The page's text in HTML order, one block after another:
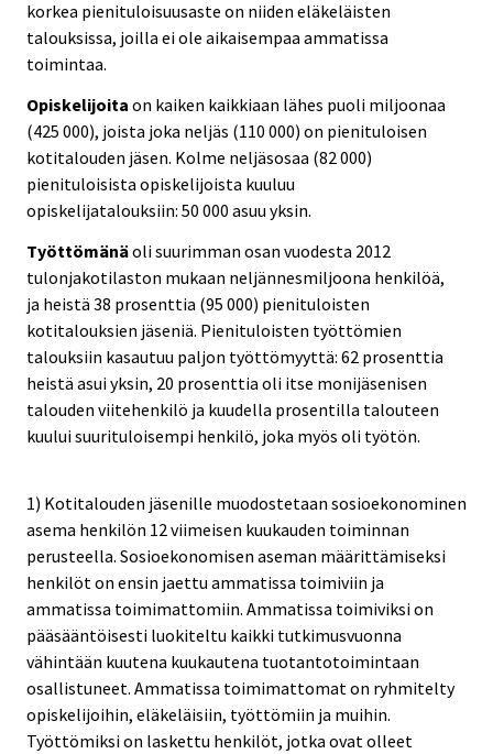
korkea pienituloisuusaste on niiden eläkeläisten
talouksissa, joilla ei ole aikaisempaa ammatissa
toimintaa.
Opiskelijoita on kaiken kaikkiaan lähes puoli miljoonaa
(425 000), joista joka neljäs (110 000) on pienituloisen
kotitalouden jäsen. Kolme neljäsosaa (82 000)
pienituloisista opiskelijoista kuuluu
opiskelijatalouksiin: 50 000 asuu yksin.
Työttömänäoli suurimman osan vuodesta 2012
tulonjakotilaston mukaan neljännesmiljoona henkilöä,
ja heistä 38 prosenttia (95 000) pienituloisten
kotitalouksien jäseniä. Pienituloisten työttömien
talouksiin kasautuu paljon työttömyyttä: 62 prosenttia
heistä asui yksin, 20 prosenttia oli itse monijäsenisen
talouden viitehenkilö ja kuudella prosentilla talouteen
kuului suurituloisempi henkilö, joka myös oli työtön.
1) Kotitalouden jäsenille muodostetaan sosioekonominen
asema henkilön 12 viimeisen kuukauden toiminnan
perusteella. Sosioekonomisen aseman määrittämiseksi
henkilöt on ensin jaettu ammatissa toimiviin ja
ammatissa toimimattomiin. Ammatissa toimiviksi on
pääsääntöisesti luokiteltu kaikki tutkimusvuonna
vähintään kuutena kuukautena tuotantotoimintaan
osallistuneet. Ammatissa toimimattomat on ryhmitelty
opiskelijoihin, eläkeläisiin, työttömiin ja muihin.
Työttömiksi on laskettu henkilöt, jotka ovat olleet